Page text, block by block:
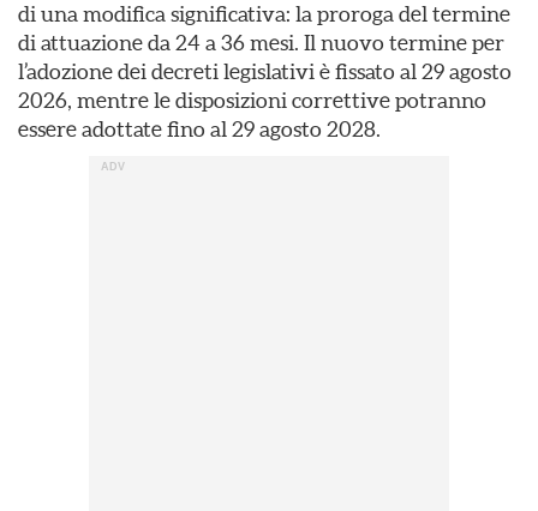
di una modifica significativa: la proroga del termine
di attuazione da 24 a 36 mesi. Il nuovo termine per
l’adozione dei decreti legislativi è fissato al 29 agosto
2026, mentre le disposizioni correttive potranno
essere adottate fino al 29 agosto 2028.